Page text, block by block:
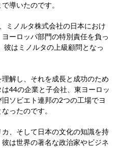
導いたのです。
ミノルタ株式会社の日本におけ
ーロッパ部門の特別責任を負っ
はミノルタの上級顧問となっ
解し、それを成長と成功のため
44の企業と子会社、東ヨーロッ
ソビエト連邦の2つの工場でヨ
ったのです。
、そして日本の文化の知識を持
は世界の著名な政治家やビジネ